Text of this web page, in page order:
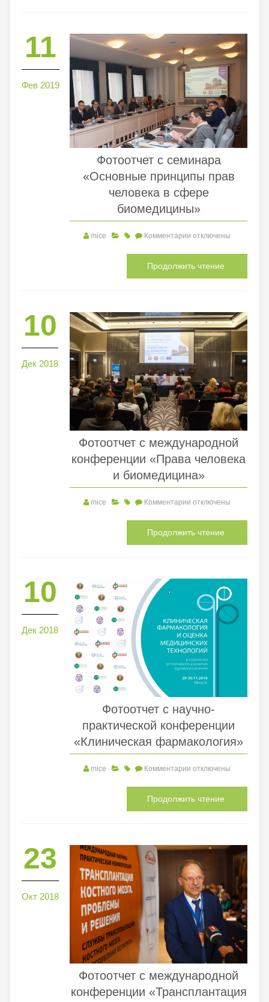
11
Фев 2019
Фотоотчет с семинара
«Основные принципы прав
человека в сфере
биомедицины»
mice Комментарии отключены
Продолжить чтение
10
Дек 2018
Фотоотчет с международной
конференции «Права человека
и биомедицина»
mice Комментарии отключены
Продолжить чтение
10
Дек 2018
Фотоотчет с научно-
практической конференции
«Клиническая фармакология»
mice Комментарии отключены
Продолжить чтение
23
Окт 2018
Фотоотчет с международной
конференции «Трансплантация